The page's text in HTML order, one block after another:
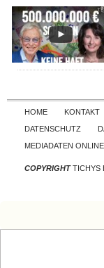
HOME KONTAKT
DATENSCHUTZ
MEDIADATEN ONLINE
COPYRIGHTTICHYS